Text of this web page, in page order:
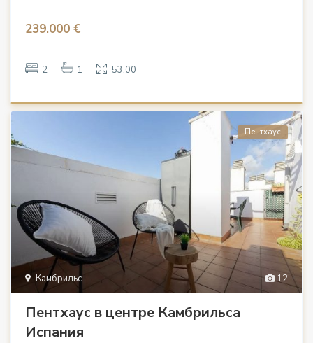
239.000 €
2 1 53.00
12
Камбрильс
Пентхаус
Пентхаус в центре Камбрильса
Испания